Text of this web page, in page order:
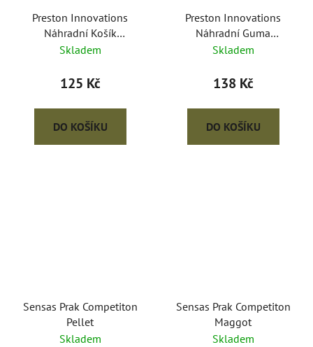
Preston Innovations
Náhradní Košík
Groundbait Catapult
Skladem
125 Kč
DO KOŠÍKU
Preston Innovations
Náhradní Guma
Groundbait Catapult
Skladem
138 Kč
DO KOŠÍKU
Sensas Prak Competiton
Pellet
Skladem
Sensas Prak Competiton
Maggot
Skladem